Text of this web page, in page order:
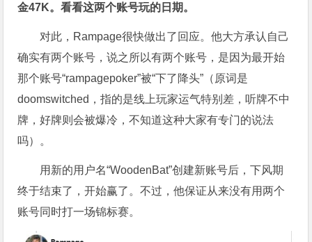
金47K。看看这两个账号玩的日期。
对此，Rampage很快做出了回应。他大方承认自己
确实有两个账号，说之所以有两个账号，是因为最开始
那个账号“rampagepoker”被“下了降头”（原词是
doomswitched，指的是线上玩家运气特别差，听牌不中
牌，好牌则会被爆冷，不知道这种大家有专门的说法
吗）。
用新的用户名“WoodenBat”创建新账号后，下风期
终于结束了，开始赢了。不过，他保证从来没有用两个
账号同时打一场锦标赛。